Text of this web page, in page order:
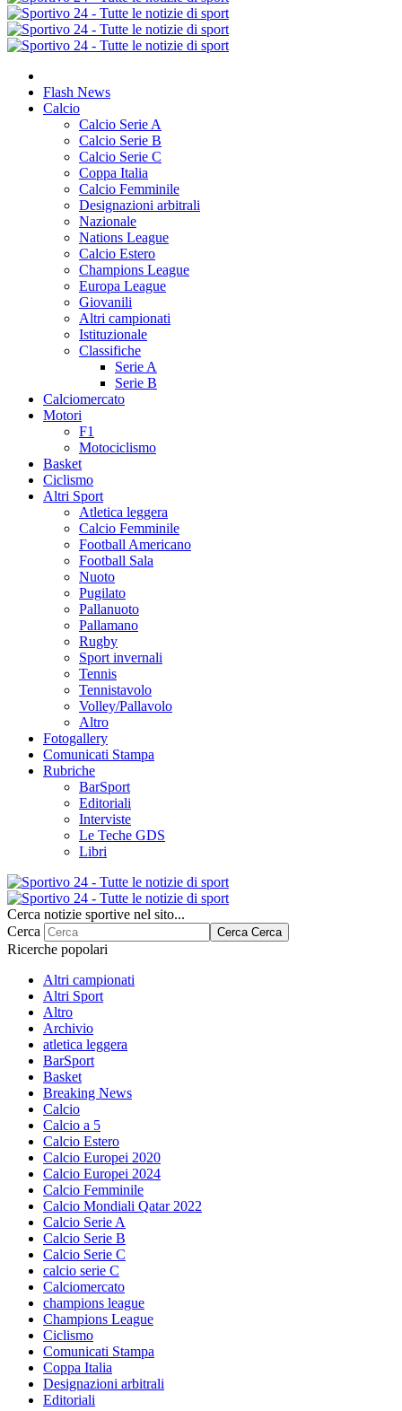
Flash News
Calcio
Calcio Serie A
Calcio Serie B
Calcio Serie C
Coppa Italia
Calcio Femminile
Designazioni arbitrali
Nazionale
Nations League
Calcio Estero
Champions League
Europa League
Giovanili
Altri campionati
Istituzionale
Classifiche
Serie A
Serie B
Calciomercato
Motori
F1
Motociclismo
Basket
Ciclismo
Altri Sport
Atletica leggera
Calcio Femminile
Football Americano
Football Sala
Nuoto
Pugilato
Pallanuoto
Pallamano
Rugby
Sport invernali
Tennis
Tennistavolo
Volley/Pallavolo
Altro
Fotogallery
Comunicati Stampa
Rubriche
BarSport
Editoriali
Interviste
Le Teche GDS
Libri
Cerca notizie sportive nel sito...
Cerca
Cerca Cerca
Ricerche popolari
Altri campionati
Altri Sport
Altro
Archivio
atletica leggera
BarSport
Basket
Breaking News
Calcio
Calcio a 5
Calcio Estero
Calcio Europei 2020
Calcio Europei 2024
Calcio Femminile
Calcio Mondiali Qatar 2022
Calcio Serie A
Calcio Serie B
Calcio Serie C
calcio serie C
Calciomercato
champions league
Champions League
Ciclismo
Comunicati Stampa
Coppa Italia
Designazioni arbitrali
Editoriali